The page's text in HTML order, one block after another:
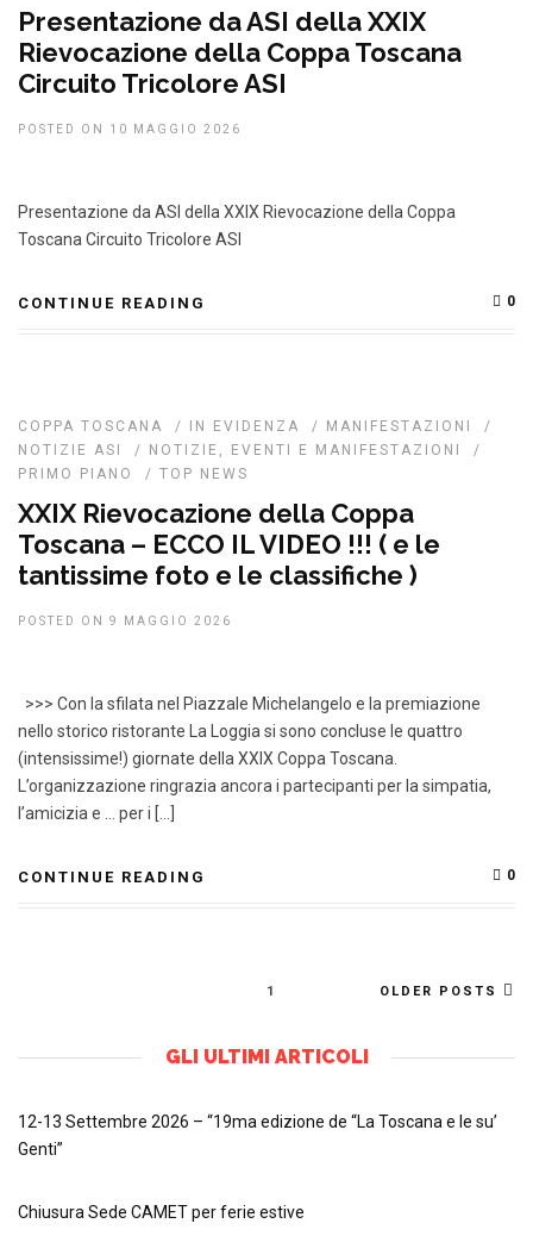
Presentazione da ASI della XXIX
Rievocazione della Coppa Toscana
Circuito Tricolore ASI
POSTED ON 10 MAGGIO 2026
Presentazione da ASI della XXIX Rievocazione della Coppa
Toscana Circuito Tricolore ASI
CONTINUE READING 0
COPPA TOSCANA / IN EVIDENZA / MANIFESTAZIONI
/
NOTIZIE ASI
/ NOTIZIE, EVENTI E MANIFESTAZIONI
/
PRIMO PIANO
/ TOP NEWS
XXIX Rievocazione della Coppa
Toscana – ECCO IL VIDEO !!! ( e le
tantissime foto e le classifiche )
POSTED ON 9 MAGGIO 2026
>>> Con la sfilata nel Piazzale Michelangelo e la premiazione
nello storico ristorante La Loggia si sono concluse le quattro
(intensissime!) giornate della XXIX Coppa Toscana.
L’organizzazione ringrazia ancora i partecipanti per la simpatia,
l’amicizia e … per i […]
CONTINUE READING 0
1 OLDER POSTS
GLI ULTIMI ARTICOLI
12-13 Settembre 2026 – “19ma edizione de “La Toscana e le su’
Genti”
Chiusura Sede CAMET per ferie estive